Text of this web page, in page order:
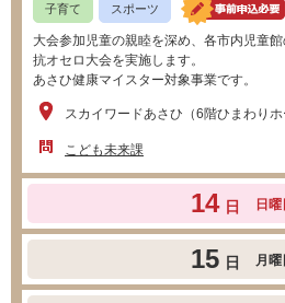
子育て スポーツ
大会参加児童の親睦を深め、各市内児童
抗オセロ大会を実施します。
あさひ健康マイスター対象事業です。
スカイワードあさひ（6階ひまわりホ
こども未来課
14 日 日曜
15 日 月曜